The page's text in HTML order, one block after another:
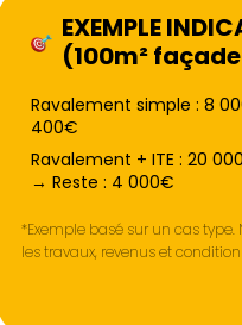
EXEMPLE
(100m²
Ravalement simple : 8
400€
Ravalement + ITE : 20
→ Reste : 4 000€
*Exemple basé sur un cas
les travaux, revenus et